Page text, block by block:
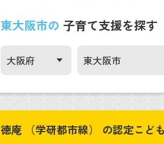
東大阪市の 子育て支援を探す
徳庵 （学研都市線） の認定こど